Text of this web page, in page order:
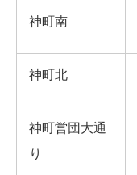
神町南
神町北
神町営団大通
り